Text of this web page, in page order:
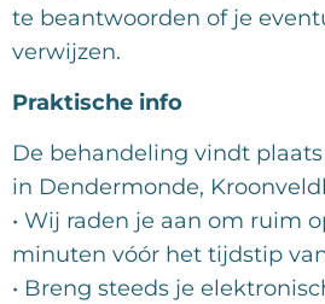
te beantwoorden of je
verwijzen.
Praktische info
De behandeling vindt
in Dendermonde,
• Wij raden je aan om ruim
minuten vóór het tijdstip
• Breng steeds je